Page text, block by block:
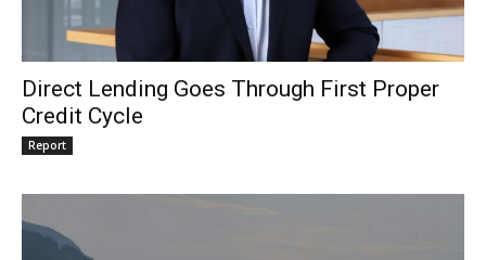
Direct Lending Goes Through First Proper
Credit Cycle
Report